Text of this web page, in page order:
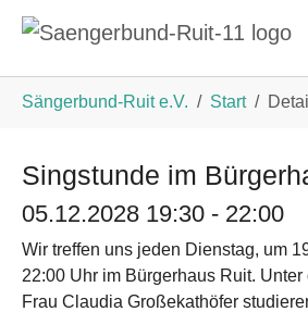
Sängerbund-Ruit e.V. Start Detail
Singstunde im
05.12.2028 19:30 - 22:00
Wir treffen uns jeden Dienstag, um
22:00 Uhr im Bürgerhaus Ruit. Unter
Frau Claudia Großekathöfer